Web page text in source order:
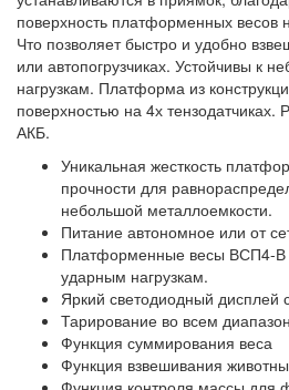
поверхность платформенных весов
Что позволяет быстро и удобно
или автопогрузчиках. Устойчивы к
нагрузкам. Платформа из
поверхностью на 4х тензодатчиках.
АКБ.
Уникальная жесткость
прочности для
небольшой металлоемкости.
Питание автономное или от
Платформенные весы ВСП4-В
ударным нагрузкам.
Яркий светодиодный дисплей
Тарирование во всем
Функция суммирования веса
Функция взвешивания